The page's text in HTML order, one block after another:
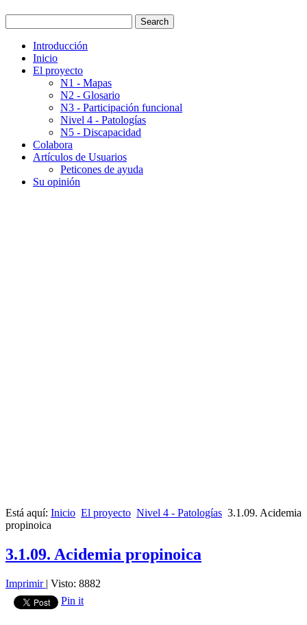
Introducción
Inicio
El proyecto
N1 - Mapas
N2 - Glosario
N3 - Participación funcional
Nivel 4 - Patologías
N5 - Discapacidad
Colabora
Artículos de Usuarios
Peticones de ayuda
Su opinión
Está aquí: Inicio El proyecto Nivel 4 - Patologías 3.1.09. Acidemia
propinoica
3.1.09. Acidemia propinoica
Imprimir | Visto: 8882
Pin it